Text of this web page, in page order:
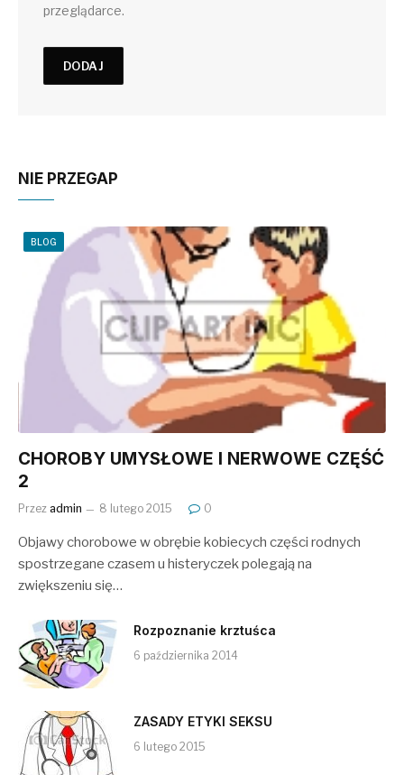
przeglądarce.
NIE PRZEGAP
BLOG
CHOROBY UMYSŁOWE I NERWOWE CZĘŚĆ
2
Przez admin 8 lutego 2015 0
Objawy chorobowe w obrębie kobiecych części rodnych
spostrzegane czasem u histeryczek polegają na
zwiększeniu się…
Rozpoznanie krztuśca
6 października 2014
ZASADY ETYKI SEKSU
6 lutego 2015